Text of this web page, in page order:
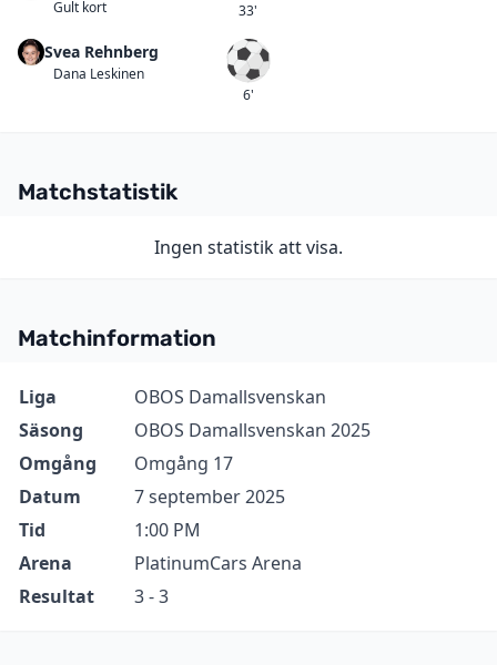
Gult kort 33'
Svea Rehnberg
Dana Leskinen Mål
6'
Matchstatistik
Ingen statistik att visa.
Matchinformation
Information Värde
Liga
OBOS Damallsvenskan
Säsong
OBOS Damallsvenskan 2025
Omgång
Omgång 17
Datum
7 september 2025
Tid
1:00 PM
Arena
PlatinumCars Arena
Resultat
3 - 3